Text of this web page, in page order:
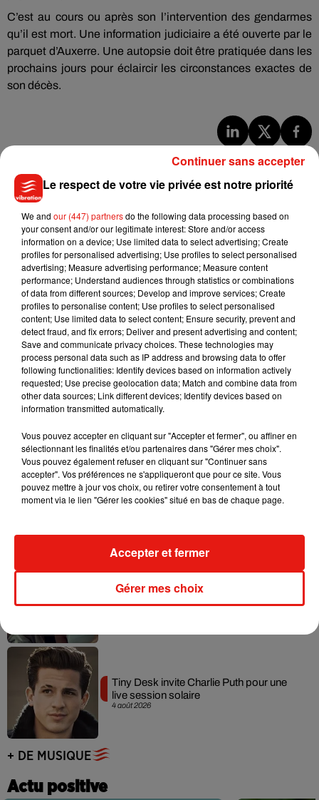
C’est au cours ou après son l’intervention des gendarmes
qu’il est mort. Une information judiciaire a été ouverte par le
parquet d’Auxerre. Une autopsie doit être pratiquée dans les
prochains jours pour éclaircir les circonstances exactes de
son décès.
7 août 2026
dans son nouveau clip
7 août 2026
Madonna sort enfin le remix de « Love
Sensation » avec Kylie Minogue
Tayc et Didi B dévoilent le single le plus
dansant de l’année
Angèle et Amélie Lens dévoilent leur
collaboration tant attendue
Benny Blanco invite Selena Gomez et
4 août 2026
Tiny Desk invite Charlie Puth pour une
live session solaire
+ DE MUSIQUE
Actu positive
Le respect de votre vie privée est notre priorité
We and our (447) partnersdo the following data processing based on
your consent and/or our legitimate interest: Store and/or access
information on a device; Use limited data to select advertising; Create
profiles for personalised advertising; Use profiles to select personalised
advertising; Measure advertising performance; Measure content
performance; Understand audiences through statistics or combinations
of data from different sources; Develop and improve services; Create
profiles to personalise content; Use profiles to select personalised
content; Use limited data to select content; Ensure security, prevent and
detect fraud, and fix errors; Deliver and present advertising and content;
Save and communicate privacy choices. These technologies may
process personal data such as IP address and browsing data to offer
following functionalities: Identify devices based on information actively
requested; Use precise geolocation data; Match and combine data from
other data sources; Link different devices; Identify devices based on
information transmitted automatically.
Vous pouvez accepter en cliquant sur "Accepter et fermer", ou affiner en
sélectionnant les finalités et/ou partenaires dans "Gérer mes choix".
Vous pouvez également refuser en cliquant sur "Continuer sans
accepter". Vos préférences ne s'appliqueront que pour ce site. Vous
pouvez mettre à jour vos choix, ou retirer votre consentement à tout
moment via le lien "Gérer les cookies" situé en bas de chaque page.
Gérer mes choix
Accepter et fermer
Continuer sans accepter